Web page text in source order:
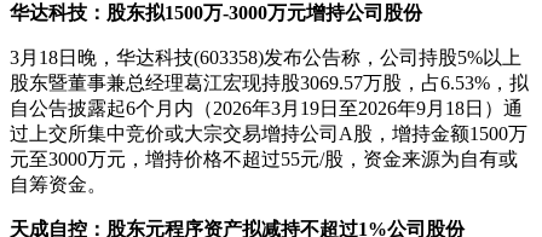
华达科技：股东拟1500万-3000万元增持公司股份
3月18日晚，华达科技(603358)发布公告称，公司持股5%以上
股东暨董事兼总经理葛江宏现持股3069.57万股，占6.53%，拟
自公告披露起6个月内（2026年3月19日至2026年9月18日）通
过上交所集中竞价或大宗交易增持公司A股，增持金额1500万
元至3000万元，增持价格不超过55元/股，资金来源为自有或
自筹资金。
天成自控：股东元程序资产拟减持不超过1%公司股份